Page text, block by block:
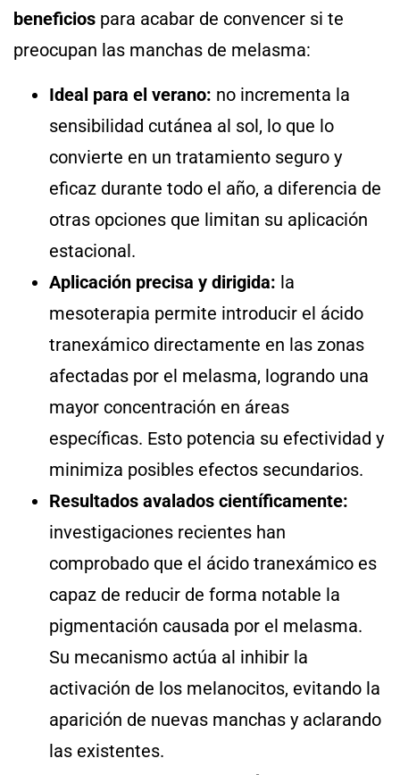
beneficios para acabar de convencer si te
preocupan las manchas de melasma:
Ideal para el verano: no incrementa la
sensibilidad cutánea al sol, lo que lo
convierte en un tratamiento seguro y
eficaz durante todo el año, a diferencia de
otras opciones que limitan su aplicación
estacional.
Aplicación precisa y dirigida: la
mesoterapia permite introducir el ácido
tranexámico directamente en las zonas
afectadas por el melasma, logrando una
mayor concentración en áreas
específicas. Esto potencia su efectividad y
minimiza posibles efectos secundarios.
Resultados avalados científicamente:
investigaciones recientes han
comprobado que el ácido tranexámico es
capaz de reducir de forma notable la
pigmentación causada por el melasma.
Su mecanismo actúa al inhibir la
activación de los melanocitos, evitando la
aparición de nuevas manchas y aclarando
las existentes.